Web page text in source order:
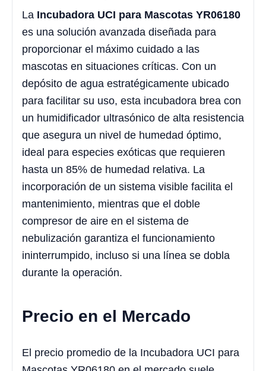
La Incubadora UCI para Mascotas YR06180
es una solución avanzada diseñada para
proporcionar el máximo cuidado a las
mascotas en situaciones críticas. Con un
depósito de agua estratégicamente ubicado
para facilitar su uso, esta incubadora brea con
un humidificador ultrasónico de alta resistencia
que asegura un nivel de humedad óptimo,
ideal para especies exóticas que requieren
hasta un 85% de humedad relativa. La
incorporación de un sistema visible facilita el
mantenimiento, mientras que el doble
compresor de aire en el sistema de
nebulización garantiza el funcionamiento
ininterrumpido, incluso si una línea se dobla
durante la operación.
Precio en el Mercado
El precio promedio de la Incubadora UCI para